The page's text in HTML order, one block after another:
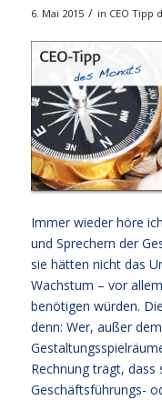
6. Mai 2015 / in CEO Tipp
Immer wieder höre
und Sprechern der
sie hätten nicht das
Wachstum – vor
benötigen würden.
denn: Wer, außer
Rechnung trägt, dass
Geschäftsführungs-